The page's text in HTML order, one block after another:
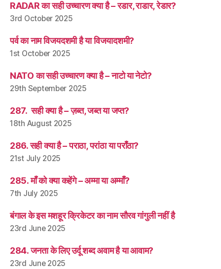
RADAR का सही उच्चारण क्या है – रडार, राडार, रेडार?
3rd October 2025
पर्व का नाम विजयदशमी है या विजयादशमी?
1st October 2025
NATO का सही उच्चारण क्या है – नाटो या नेटो?
29th September 2025
287. सही क्या है – ज़ब्त, जब्त या जप्त?
18th August 2025
286. सही क्या है – पराठा, परांठा या पराँठा?
21st July 2025
285. माँ को क्या कहेंगे – अम्मा या अम्माँ?
7th July 2025
बंगाल के इस मशहूर क्रिकेटर का नाम सौरव गांगुली नहीं है
23rd June 2025
284. जनता के लिए उर्दू शब्द अवाम है या आवाम?
23rd June 2025